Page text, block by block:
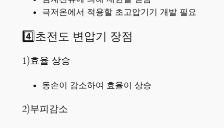
극저온에서 적용할 초고압기기 개발 필요
4️⃣초전도 변압기 장점
1)효율 상승
동손이 감소하여 효율이 상승
2)부피감소